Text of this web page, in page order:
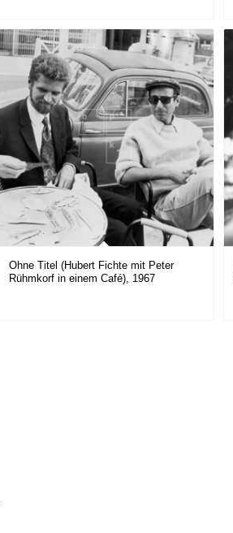
Ohne Titel (Hubert Fichte mit Peter
Rühmkorf in einem Café), 1967